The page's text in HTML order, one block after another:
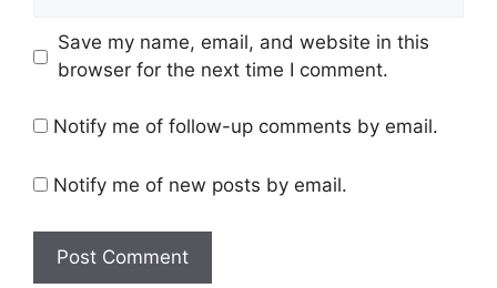
Save my name, email, and website in this
browser for the next time I comment.
Notify me of follow-up comments by email.
Notify me of new posts by email.